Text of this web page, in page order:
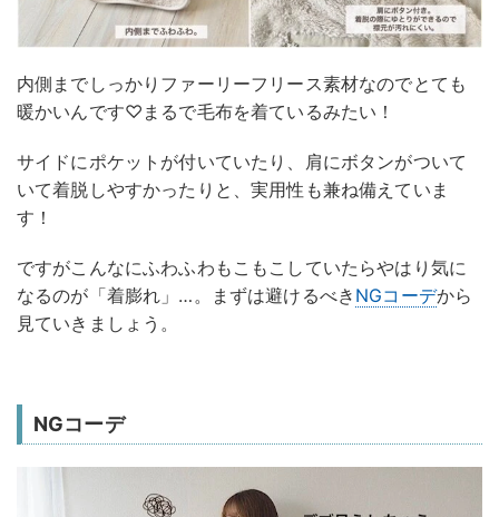
内側までしっかりファーリーフリース素材なのでとても
暖かいんです♡まるで毛布を着ているみたい！
サイドにポケットが付いていたり、肩にボタンがついて
いて着脱しやすかったりと、実用性も兼ね備えていま
す！
ですがこんなにふわふわもこもこしていたらやはり気に
なるのが「着膨れ」…。まずは避けるべき NGコーデから
見ていきましょう。
NGコーデ